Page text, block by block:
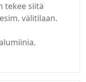
tekee siitä
välitilaan.